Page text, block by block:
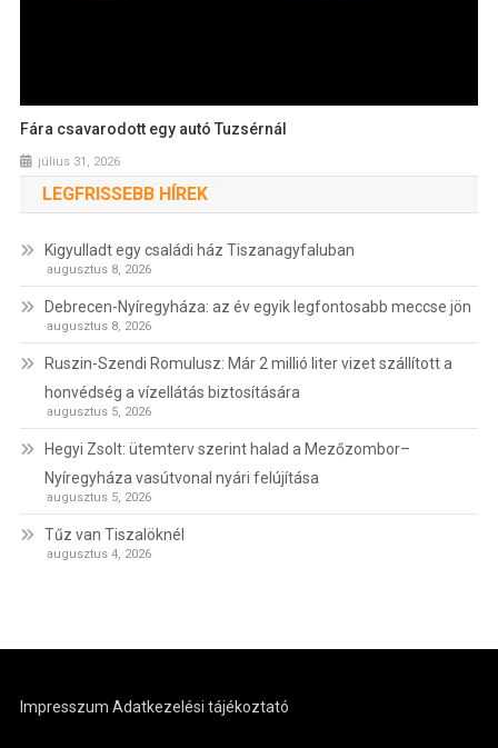
Fára csavarodott egy autó Tuzsérnál
július 31, 2026
LEGFRISSEBB HÍREK
Kigyulladt egy családi ház Tiszanagyfaluban
augusztus 8, 2026
Debrecen-Nyíregyháza: az év egyik legfontosabb meccse jön
augusztus 8, 2026
Ruszin-Szendi Romulusz: Már 2 millió liter vizet szállított a
honvédség a vízellátás biztosítására
augusztus 5, 2026
Hegyi Zsolt: ütemterv szerint halad a Mezőzombor–
Nyíregyháza vasútvonal nyári felújítása
augusztus 5, 2026
Tűz van Tiszalöknél
augusztus 4, 2026
Impresszum Adatkezelési tájékoztató